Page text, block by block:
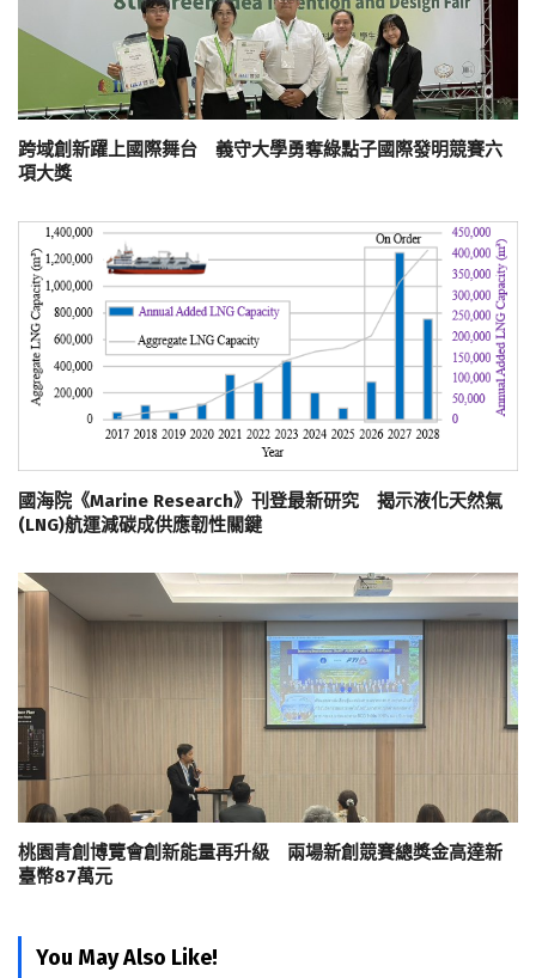
跨域創新躍上國際舞台 義守大學勇奪綠點子國際發明競賽六
項大獎
國海院《Marine Research》刊登最新研究 揭示液化天然氣
(LNG)航運減碳成供應韌性關鍵
桃園青創博覽會創新能量再升級 兩場新創競賽總獎金高達新
臺幣87萬元
You May Also Like!